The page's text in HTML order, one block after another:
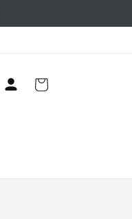
Winkelwagen